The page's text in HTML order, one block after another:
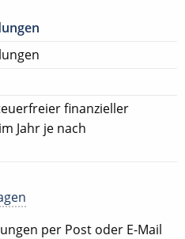
finanzieller
Jahr je nach
per Post oder E-Mail